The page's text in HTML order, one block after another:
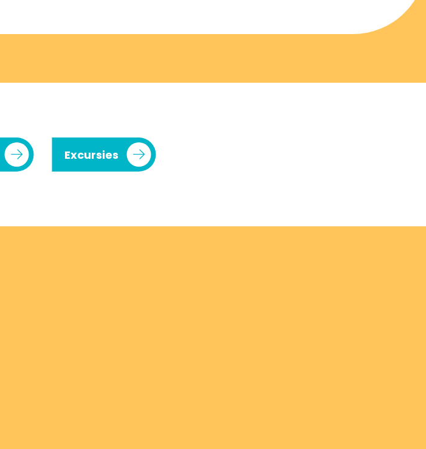
Excursies